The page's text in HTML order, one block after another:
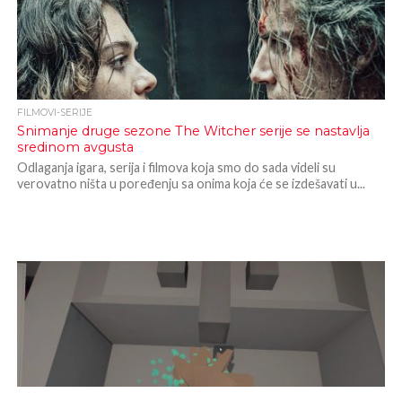
FILMOVI-SERIJE
Snimanje druge sezone The Witcher serije se nastavlja
sredinom avgusta
Odlaganja igara, serija i filmova koja smo do sada videli su
verovatno ništa u poređenju sa onima koja će se izdešavati u...